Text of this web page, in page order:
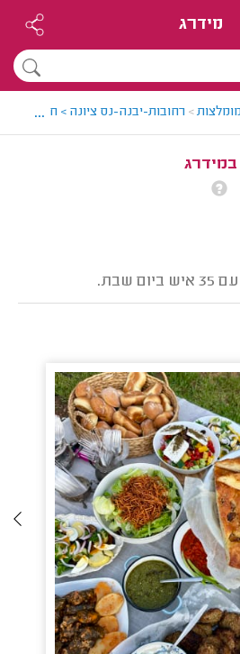
מידרג
> רחובות-יבנה-נס ציונה > חברת
...
שבת.